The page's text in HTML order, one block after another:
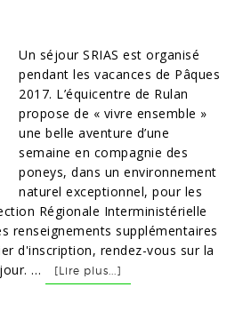
Un séjour SRIAS est organisé
pendant les vacances de Pâques
2017. L’équicentre de Rulan
propose de « vivre ensemble »
une belle aventure d’une
semaine en compagnie des
poneys, dans un environnement
naturel exceptionnel, pour les
Régionale Interministérielle
renseignements supplémentaires
d'inscription, rendez-vous sur la
…
[Lire plus...]